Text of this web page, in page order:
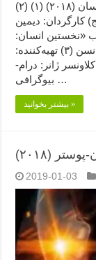
نخستین انسان (۲۰۱۸) (۱) (۲) First Man (2018) امتیاز فیلم
کارگردان: دیمین
«نخستین انسان:
زندگی‌نامه‌ی نیل آ. آرمسترانگ» اثر جیمز آر. هانسن (۳) تهیه‌کننده:
ژانر: درام-
بیوگرافی …
بیشتر بخوانید »
(۲۰۱۸)
2019-01-03